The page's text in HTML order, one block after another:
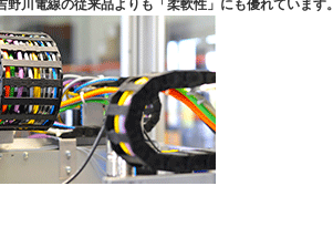
野川電線の従来品よりも「柔軟性」にも優れています。